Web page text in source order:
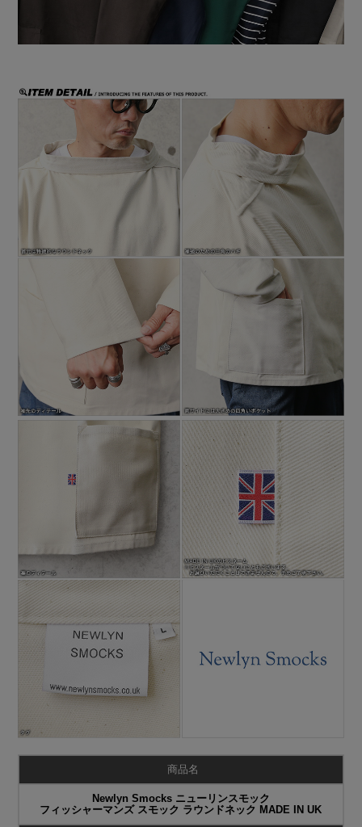
商品名
Newlyn Smocks ニューリンスモック
フィッシャーマンズ スモック ラウンドネック MADE IN UK